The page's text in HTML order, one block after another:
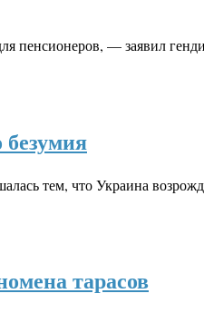
пенсионеров, — заявил
тем, что Украина
тарасов